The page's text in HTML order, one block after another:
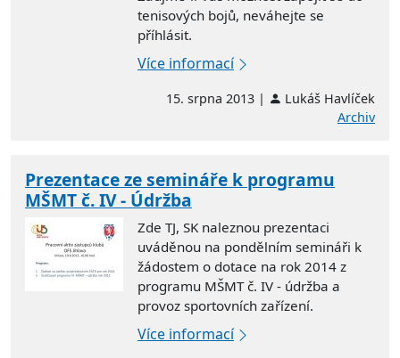
tenisových bojů, neváhejte se
příhlásit.
Více informací
15. srpna 2013 |
Lukáš Havlíček
Archiv
Prezentace ze semináře k programu
MŠMT č. IV - Údržba
Zde TJ, SK naleznou prezentaci
uváděnou na pondělním semináři k
žádostem o dotace na rok 2014 z
programu MŠMT č. IV - údržba a
provoz sportovních zařízení.
Více informací